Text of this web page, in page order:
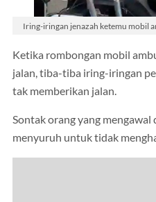
Iring-iringan jenazah ketemu mobil
Ketika rombongan mobil
jalan, tiba-tiba iring-iringan
tak memberikan jalan.
Sontak orang yang
menyuruh untuk tidak